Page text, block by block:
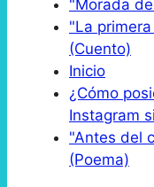
"Morada
"La
(Cuento)
Inicio
¿Cómo
Instagram
"Antes del
(Poema)